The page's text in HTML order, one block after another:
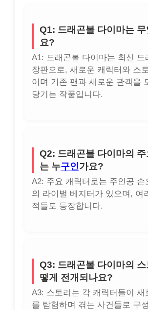
Q1: 드래곤볼 다이마는
요?
A1: 드래곤볼 다이마는 최신 드
장판으로, 새로운 캐릭터와 스
이며 기존 팬과 새로운 관객을
당기는 작품입니다.
Q2: 드래곤볼 다이마의 주
는 누구인가요?
A2: 주요 캐릭터로는 주인공 손
의 라이벌 베지터가 있으며, 여
적들도 등장합니다.
Q3: 드래곤볼 다이마의 스
떻게 전개되나요?
A3: 스토리는 각 캐릭터들이 새
를 탐험하며 겪는 사건들로 구